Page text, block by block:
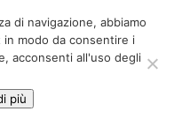
info@adventum.org
di navigazione, abbiamo
modo da consentire i
acconsenti all'uso degli
più